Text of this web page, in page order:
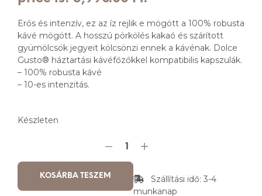
Erős és intenzív, ez az íz rejlik e mögött a 100% robusta
kávé mögött. A hosszú pörkölés kakaó és szárított
gyümölcsök jegyeit kölcsönzi ennek a kávénak. Dolce
Gusto® háztartási kávéfőzőkkel kompatibilis kapszulák.
– 100% robusta kávé
– 10-es intenzitás.
Készleten
KOSÁRBA TESZEM
Szállítási idő: 3-4
munkanap